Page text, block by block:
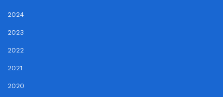
2024
2023
2022
2021
2020